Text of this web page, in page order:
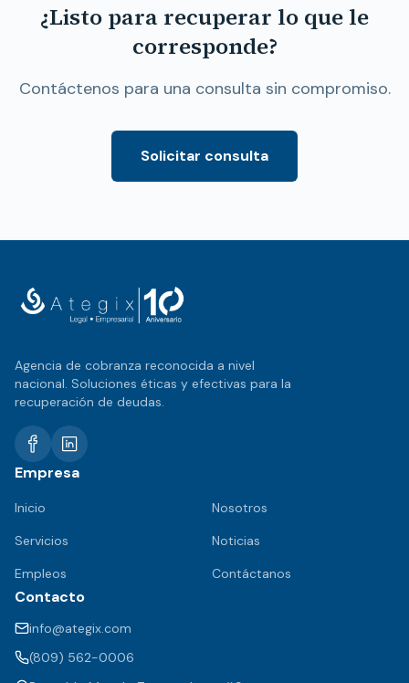
¿Listo para recuperar lo que le
corresponde?
Contáctenos para una consulta sin compromiso.
Solicitar consulta
Agencia de cobranza reconocida a nivel
nacional. Soluciones éticas y efectivas para la
recuperación de deudas.
Empresa
Inicio
Nosotros
Servicios
Noticias
Empleos
Contáctanos
Contacto
info@ategix.com
(809) 562-0006